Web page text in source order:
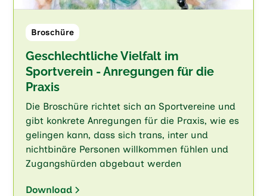
Broschüre
Geschlechtliche Vielfalt im
Sportverein - Anregungen für die
Praxis
Die Broschüre richtet sich an Sportvereine und
gibt konkrete Anregungen für die Praxis, wie es
gelingen kann, dass sich trans, inter und
nichtbinäre Personen willkommen fühlen und
Zugangshürden abgebaut werden
Download